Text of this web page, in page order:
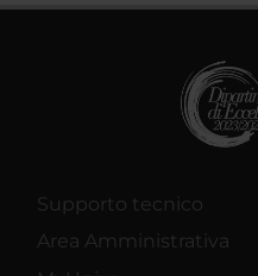
Supporto tecnico
Area Amministrativa